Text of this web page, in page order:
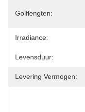
Golflengten:
Irradiance:
Levensduur:
Levering Vermogen: